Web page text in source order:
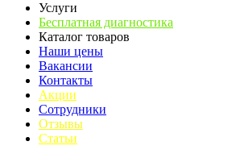
Услуги
Бесплатная диагностика
Каталог товаров
Наши цены
Вакансии
Контакты
Акции
Сотрудники
Отзывы
Статьи